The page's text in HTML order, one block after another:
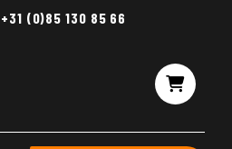
+31 (0)85 130 85 66